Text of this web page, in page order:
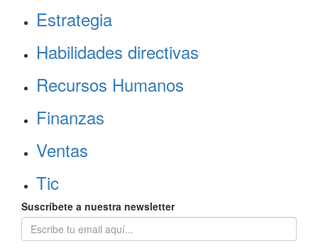
Estrategia
Habilidades directivas
Recursos Humanos
Finanzas
Ventas
Tic
Suscríbete a nuestra newsletter